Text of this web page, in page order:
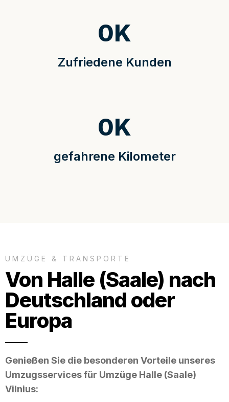
Zufriedene Kunden
0K
gefahrene Kilometer
0K
UMZÜGE & TRANSPORTE
Von Halle (Saale) nach
Deutschland oder
Europa
Genießen Sie die besonderen Vorteile unseres
Umzugsservices für Umzüge Halle (Saale)
Vilnius: